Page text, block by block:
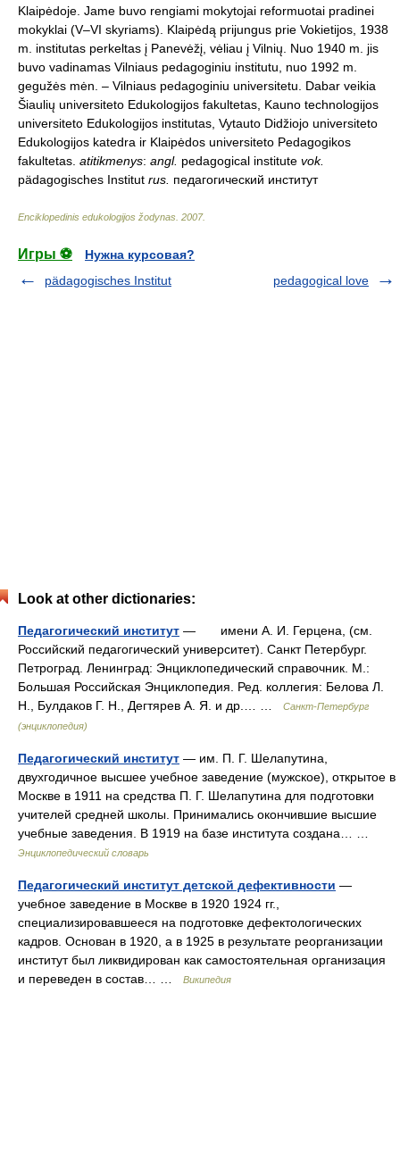
Klaipėdoje. Jame buvo rengiami mokytojai reformuotai pradinei
mokyklai (V–VI skyriams). Klaipėdą prijungus prie Vokietijos, 1938
m. institutas perkeltas į Panevėžį, vėliau į Vilnių. Nuo 1940 m. jis
buvo vadinamas Vilniaus pedagoginiu institutu, nuo 1992 m.
gegužės mėn. – Vilniaus pedagoginiu universitetu. Dabar veikia
Šiaulių universiteto Edukologijos fakultetas, Kauno technologijos
universiteto Edukologijos institutas, Vytauto Didžiojo universiteto
Edukologijos katedra ir Klaipėdos universiteto Pedagogikos
fakultetas. atitikmenys: angl. pedagogical institute vok.
pädagogisches Institut rus. педагогический институт
Enciklopedinis edukologijos žodynas 2007.
Игры ⚽
Нужна курсовая?
pädagogisches Institut
pedagogical love
Look at other dictionaries:
Педагогический институт — имени А. И. Герцена, (см.
Российский педагогический университет). Санкт Петербург.
Петроград. Ленинград: Энциклопедический справочник. М.:
Большая Российская Энциклопедия. Ред. коллегия: Белова Л.
Н., Булдаков Г. Н., Дегтярев А. Я. и др.… …
Санкт-Петербург
(энциклопедия)
Педагогический институт — им. П. Г. Шелапутина,
двухгодичное высшее учебное заведение (мужское), открытое в
Москве в 1911 на средства П. Г. Шелапутина для подготовки
учителей средней школы. Принимались окончившие высшие
учебные заведения. В 1919 на базе института создана… …
Энциклопедический словарь
Педагогический институт детской дефективности —
учебное заведение в Москве в 1920 1924 гг.,
специализировавшееся на подготовке дефектологических
кадров. Основан в 1920, а в 1925 в результате реорганизации
институт был ликвидирован как самостоятельная организация
и переведен в состав… …
Википедия